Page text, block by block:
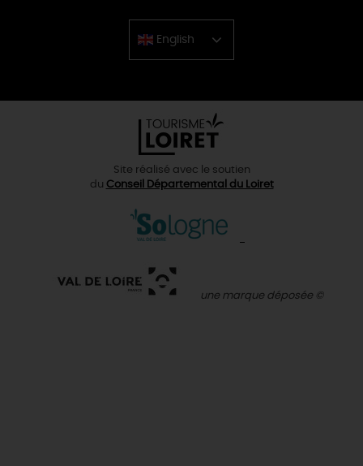
English
Chinese
Site réalisé avec le soutien
du Conseil Départemental du Loiret
une marque déposée ©